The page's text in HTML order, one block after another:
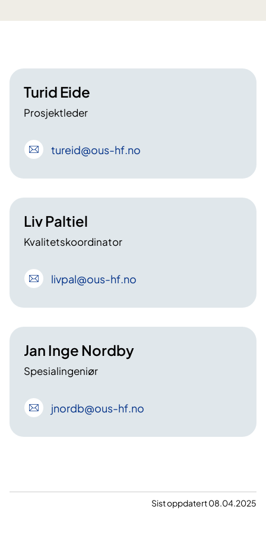
Turid Eide
Prosjektleder
tureid@ous-hf.no
Liv Paltiel
Kvalitetskoordinator
livpal@ous-hf.no
Jan Inge Nordby
Spesialingeniør
jnordb@ous-hf.no
Sist oppdatert 08.04.2025